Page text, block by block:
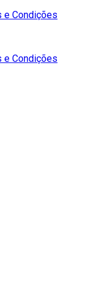
e Condições
e Condições